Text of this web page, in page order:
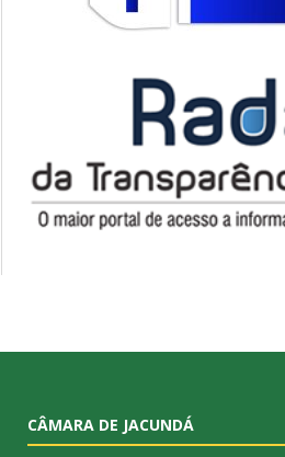
CÂMARA DE JACUNDÁ